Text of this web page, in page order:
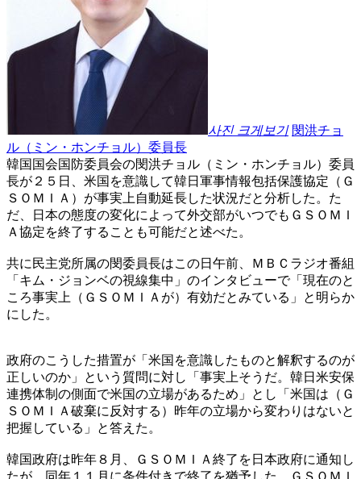
사진 크게보기 閔洪チョ
ル（ミン・ホンチョル）委員長
韓国国会国防委員会の閔洪チョル（ミン・ホンチョル）委員
長が２５日、米国を意識して韓日軍事情報包括保護協定（Ｇ
ＳＯＭＩＡ）が事実上自動延長した状況だと分析した。た
だ、日本の態度の変化によって外交部がいつでもＧＳＯＭＩ
Ａ協定を終了することも可能だと述べた。
共に民主党所属の閔委員長はこの日午前、ＭＢＣラジオ番組
「キム・ジョンベの視線集中」のインタビューで「現在のと
ころ事実上（ＧＳＯＭＩＡが）有効だとみている」と明らか
にした。
政府のこうした措置が「米国を意識したものと解釈するのが
正しいのか」という質問に対し「事実上そうだ。韓日米安保
連携体制の側面で米国の立場があるため」とし「米国は（Ｇ
ＳＯＭＩＡ破棄に反対する）昨年の立場から変わりはないと
把握している」と答えた。
韓国政府は昨年８月、ＧＳＯＭＩＡ終了を日本政府に通知し